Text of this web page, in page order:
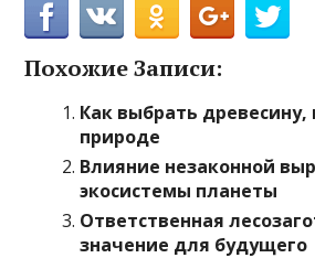
Похожие Записи:
Как выбрать древесину,
природе
Влияние незаконной
экосистемы планеты
Ответственная
значение для будущего